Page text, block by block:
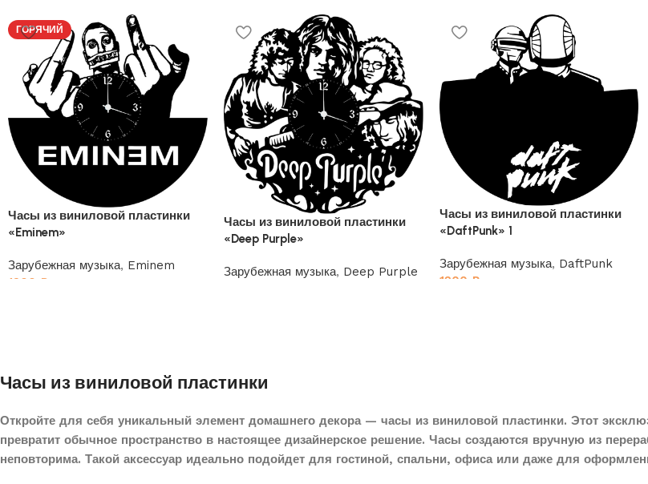
ГОРЯЧИЙ
Часы из виниловой пластинки
«Eminem»
Зарубежная музыка, Eminem
1200 ₽
Часы из виниловой пластинки
«Deep Purple»
Зарубежная музыка, Deep Purple
Часы из виниловой пластинки
«DaftPunk» 1
Зарубежная музыка, DaftPunk
1200 ₽
Часы из виниловой пластинки
Откройте для себя уникальный элемент домашнего декора — часы из виниловой пластинки. Этот
превратит обычное пространство в настоящее дизайнерское решение. Часы создаются вручную из
неповторима. Такой аксессуар идеально подойдет для гостиной, спальни, офиса или даже для